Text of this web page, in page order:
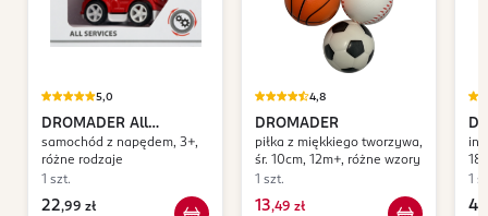
5,0
DROMADER All
Services
samochód z napędem, 3+,
różne rodzaje
1 szt.
22,99 zł
4,8
DROMADER
piłka z miękkiego tworzywa,
śr. 10cm, 12m+, różne wzory
1 szt.
13,49 zł
1
49